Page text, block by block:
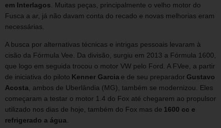
em Interlagos . Muitas peças, principalmente o velho motor do
Fusca a ar, já não davam conta do recado e novas melhorias eram
necessárias.
A busca por alternativas técnicas e intrigas pessoais levaram à
cisão da Fórmula Vee. Da divisão, surgiu em 2013 a Fórmula 1600,
que logo em seguida trocou o motor VW pelo Ford. A FVee, a partir
de iniciativa do piloto Kenner Garcia e de seu preparador Gustavo
Acosta , ambos de Uberlândia (MG), também se modernizou. Eles
começaram a testar o motor 1.4 do Fox até chegarem ao propulsor
utilizado nos dias de hoje, também do Fox mas de 1600 cc e
refrigerado a água